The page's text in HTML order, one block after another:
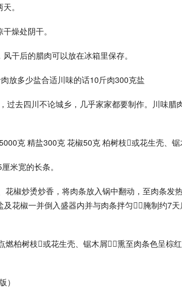
。
燥处阴干。
干后的腊肉可以放在冰箱里保存。
放多少盐合适川味的话10斤肉300克盐
过去四川不论城乡，几乎家家都要制作。川味腊
克 精盐300克 花椒50克 柏树枝或花生壳、
米宽的长条。
花椒炒烫炒香，将肉条放入锅中翻动，至肉条发
花椒一并倒入盛器内并与肉条拌匀，腌制约7
燃柏树枝或花生壳、锯木屑，熏至肉条色呈棕
）